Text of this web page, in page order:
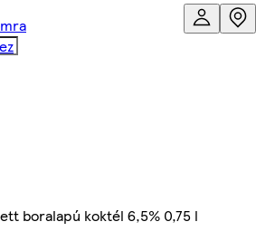
boralapú koktél 6,5% 0,75 l